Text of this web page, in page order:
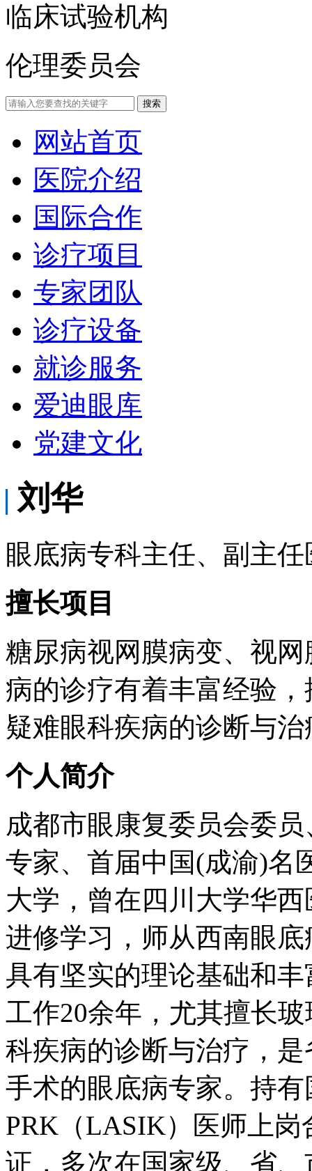
临床试验机构
伦理委员会
网站首页
医院介绍
国际合作
诊疗项目
专家团队
诊疗设备
就诊服务
爱迪眼库
党建文化
刘华
眼底病专科主任、副主任
擅长项目
糖尿病视网膜病变、视
病的诊疗有着丰富经验
疑难眼科疾病的诊断与治
个人简介
成都市眼康复委员会委
专家、首届中国(成渝)名
大学，曾在四川大学华
进修学习，师从西南眼
具有坚实的理论基础和
工作20余年，尤其擅长
科疾病的诊断与治疗，
手术的眼底病专家。持
PRK（LASIK）医师上
证，多次在国家级、省